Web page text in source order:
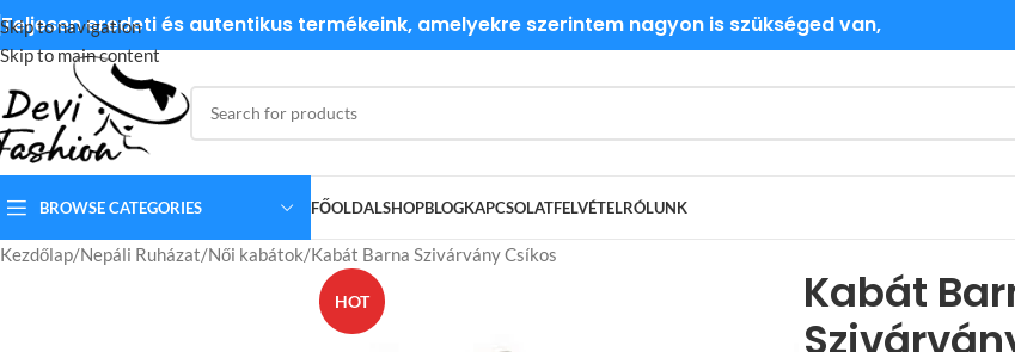
Skip to navigation
Skip to main content
Teljesen eredeti és autentikus termékeink, amelyekre szerintem nagyon is szükséged van,
BROWSE CATEGORIES FŐOLDALSHOPBLOGKAPCSOLATFELVÉTELRÓLUNK
Kezdőlap Nepáli Ruházat Női kabátok Kabát Barna Szivárvány Csíkos
HOT
Kabát